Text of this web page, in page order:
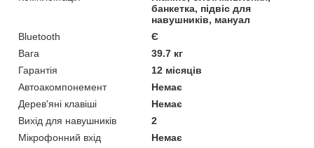
банкетка, підвіс для
навушників, мануал
Bluetooth
Є
Вага
39.7 кг
Гарантія
12 місяців
Автоакомпонемент
Немає
Дерев'яні клавіші
Немає
Вихід для навушників
2
Мікрофонний вхід
Немає